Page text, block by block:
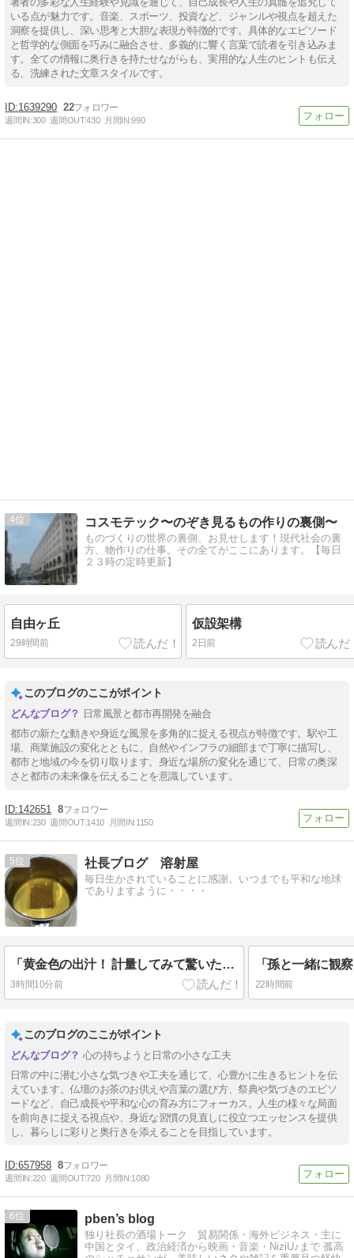
いる点が魅力です。音楽、スポーツ、投資など、ジャンルや視点を超えた
洞察を提供し、深い思考と大胆な表現が特徴的です。具体的なエピソード
と哲学的な側面を巧みに融合させ、多義的に響く言葉で読者を引き込みま
す。全ての情報に奥行きを持たせながらも、実用的な人生のヒントも伝え
る、洗練された文章スタイルです。
1639290 22
週間IN:300 週間OUT:430 月間IN:990
4 コスモテック〜のぞき見るもの作りの裏側〜
ものづくりの世界の裏側、お見せします！現代社会の裏
方、物作りの仕事。その全てがここにあります。【毎日
２３時の定時更新】
自由ヶ丘
29時間前
仮設架構
2日前
このブログのここがポイント
日常風景と都市再開発を融合
都市の新たな動きや身近な風景を多角的に捉える視点が特徴です。駅や工
場、商業施設の変化とともに、自然やインフラの細部まで丁寧に描写し、
都市と地域の今を切り取ります。身近な場所の変化を通じて、日常の奥深
さと都市の未来像を伝えることを意識しています。
142651 8
週間IN:230 週間OUT:1410 月間IN:1150
5 社長ブログ 溶射屋
毎日生かされていることに感謝。いつまでも平和な地球
でありますように・・・・
「黄金色の出汁！ 計量してみて驚いた日常の発見！」
3時間10分前 22時間前
このブログのここがポイント
心の持ちようと日常の小さな工夫
日常の中に潜む小さな気づきや工夫を通じて、心豊かに生きるヒントを伝
えています。仏壇のお茶のお供えや言葉の選び方、祭典や気づきのエピソ
ードなど、自己成長や平和な心の育み方にフォーカス。人生の様々な局面
を前向きに捉える視点や、身近な習慣の見直しに役立つエッセンスを提供
し、暮らしに彩りと奥行きを添えることを目指しています。
657958 8
週間IN:220 週間OUT:720 月間IN:1080
6 pben’s blog
独り社長の酒場トーク 貿易関係・海外ビジネス・主に
中国とタイ、政治経済から映画・音楽・NiziU♪まで 孤高